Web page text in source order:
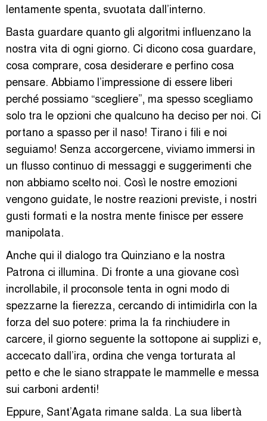
lentamente spenta, svuotata dall’interno.
Basta guardare quanto gli algoritmi influenzano la
nostra vita di ogni giorno. Ci dicono cosa guardare,
cosa comprare, cosa desiderare e perfino cosa
pensare. Abbiamo l’impressione di essere liberi
perché possiamo “scegliere”, ma spesso scegliamo
solo tra le opzioni che qualcuno ha deciso per noi. Ci
portano a spasso per il naso! Tirano i fili e noi
seguiamo! Senza accorgercene, viviamo immersi in
un flusso continuo di messaggi e suggerimenti che
non abbiamo scelto noi. Così le nostre emozioni
vengono guidate, le nostre reazioni previste, i nostri
gusti formati e la nostra mente finisce per essere
manipolata.
Anche qui il dialogo tra Quinziano e la nostra
Patrona ci illumina. Di fronte a una giovane così
incrollabile, il proconsole tenta in ogni modo di
spezzarne la fierezza, cercando di intimidirla con la
forza del suo potere: prima la fa rinchiudere in
carcere, il giorno seguente la sottopone ai supplizi e,
accecato dall’ira, ordina che venga torturata al
petto e che le siano strappate le mammelle e messa
sui carboni ardenti!
Eppure, Sant’Agata rimane salda. La sua libertà